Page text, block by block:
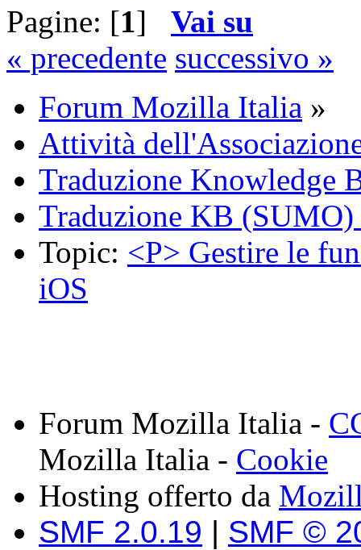
Pagine: [1] Vai su
« precedente successivo »
Forum Mozilla Italia »
Attività
Traduzione Knowledge
Traduzione KB
Topic: <P> Gestire le
iOS
Forum Mozilla Italia -
Mozilla Italia - Cookie
Hosting offerto da
SMF 2.0.19 | SMF ©